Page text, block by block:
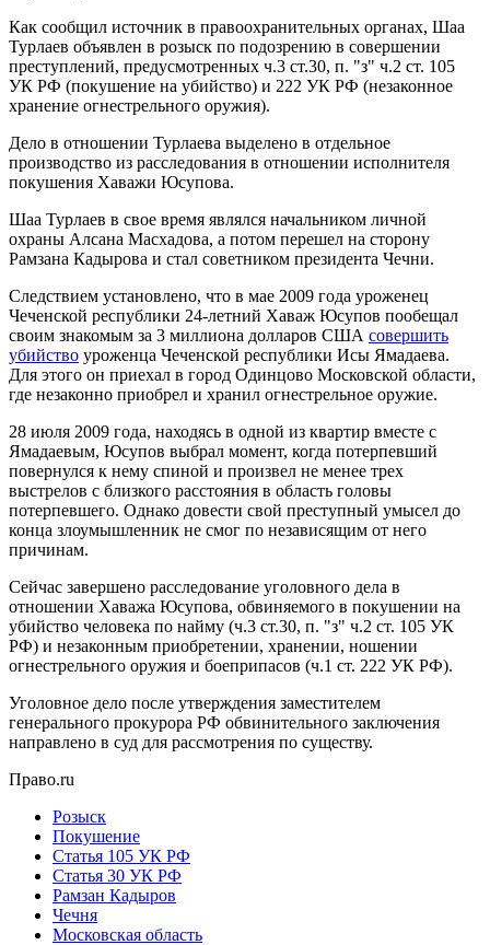
Как сообщил источник в правоохранительных органах, Шаа
Турлаев объявлен в розыск по подозрению в совершении
преступлений, предусмотренных ч.3 ст.30, п. "з" ч.2 ст. 105
УК РФ (покушение на убийство) и 222 УК РФ (незаконное
хранение огнестрельного оружия).
Дело в отношении Турлаева выделено в отдельное
производство из расследования в отношении исполнителя
покушения Хаважи Юсупова.
Шаа Турлаев в свое время являлся начальником личной
охраны Алсана Масхадова, а потом перешел на сторону
Рамзана Кадырова и стал советником президента Чечни.
Следствием установлено, что в мае 2009 года уроженец
Чеченской республики 24-летний Хаваж Юсупов пообещал
своим знакомым за 3 миллиона долларов США совершить
убийство уроженца Чеченской республики Исы Ямадаева.
Для этого он приехал в город Одинцово Московской области,
где незаконно приобрел и хранил огнестрельное оружие.
28 июля 2009 года, находясь в одной из квартир вместе с
Ямадаевым, Юсупов выбрал момент, когда потерпевший
повернулся к нему спиной и произвел не менее трех
выстрелов с близкого расстояния в область головы
потерпевшего. Однако довести свой преступный умысел до
конца злоумышленник не смог по независящим от него
причинам.
Сейчас завершено расследование уголовного дела в
отношении Хаважа Юсупова, обвиняемого в покушении на
убийство человека по найму (ч.3 ст.30, п. "з" ч.2 ст. 105 УК
РФ) и незаконным приобретении, хранении, ношении
огнестрельного оружия и боеприпасов (ч.1 ст. 222 УК РФ).
Уголовное дело после утверждения заместителем
генерального прокурора РФ обвинительного заключения
направлено в суд для рассмотрения по существу.
Право.ru
Розыск
Покушение
Статья 105 УК РФ
Статья 30 УК РФ
Рамзан Кадыров
Чечня
Московская область